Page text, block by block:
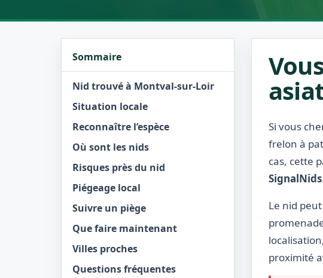
Sommaire
Nid trouvé à Montval-sur-Loir
Situation locale
Reconnaître l’espèce
Où sont les nids
Risques près du nid
Piégeage local
Suivre un piège
Que faire maintenant
Villes proches
Questions fréquentes
Si vous
frelon à
cas, cette
SignalNids
Le nid
proximité